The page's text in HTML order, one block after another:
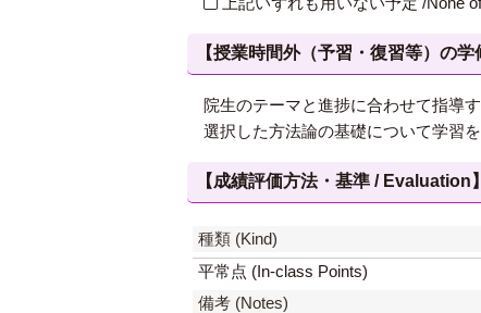
【授業時間外（予習・復習等）の
院生のテーマと進捗に合わせて指導
選択した方法論の基礎について学習
【成績評価方法・基準 / Evaluation】
種類 (Kind)
平常点 (In-class Points)
備考 (Notes)